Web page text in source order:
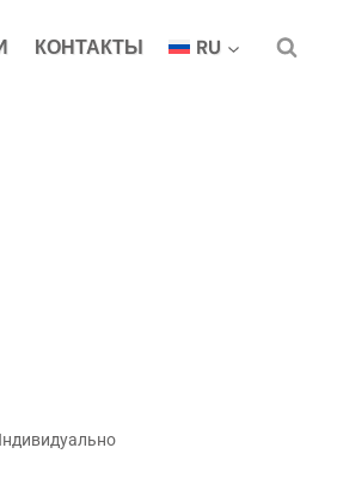
КОНТАКТЫ RU